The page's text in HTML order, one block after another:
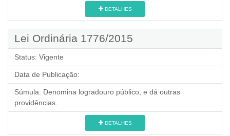
DETALHES
Lei Ordinária 1776/2015
Status: Vigente
Data de Publicação:
Súmula: Denomina logradouro público, e dá outras
providências.
DETALHES